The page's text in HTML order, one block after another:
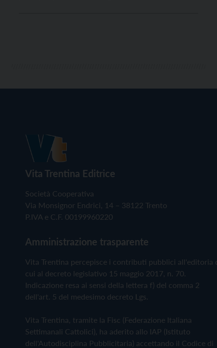
Vita Trentina Editrice
Società Cooperativa
Via Monsignor Endrici, 14 – 38122 Trento
P.IVA e C.F. 00199960220
Amministrazione trasparente
Vita Trentina percepisce i contributi pubblici all'editoria
cui al decreto legislativo 15 maggio 2017, n. 70.
Indicazione resa ai sensi della lettera f) del comma 2
dell'art. 5 del medesimo decreto Lgs.
Vita Trentina, tramite la Fisc (Federazione Italiana
Settimanali Cattolici), ha aderito allo IAP (Istituto
dell'Autodisciplina Pubblicitaria) accettando il Codice di